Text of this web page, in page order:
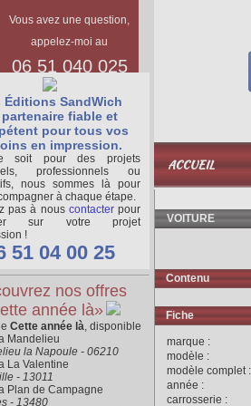
ACCUEIL
Vous avez une question,
appelez-moi au
06 51 040 025
VOITURE
Contenu
Fiche
marque :
modèle :
modèle complet :
année :
carrosserie :
Éditions SandWich
fiable et
pour tous vos
en impression.
soit pour des projets
professionnels ou
nous sommes là pour
à chaque étape.
pas à nous contacterpour
sur votre projet
!
51 04 00 25
nos offres
année là»
Cette année là, disponible
Mandelieu
la Napoule - 06210
La Valentine
- 13011
Plan de Campagne
- 13480